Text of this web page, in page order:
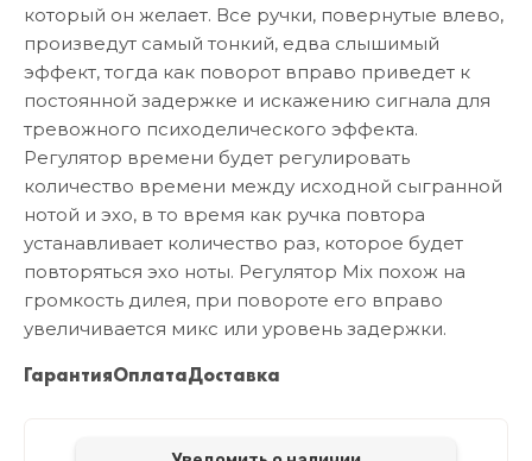
который он желает. Все ручки, повернутые влево,
произведут самый тонкий, едва слышимый
эффект, тогда как поворот вправо приведет к
постоянной задержке и искажению сигнала для
тревожного психоделического эффекта.
Регулятор времени будет регулировать
количество времени между исходной сыгранной
нотой и эхо, в то время как ручка повтора
устанавливает количество раз, которое будет
повторяться эхо ноты. Регулятор Mix похож на
громкость дилея, при повороте его вправо
увеличивается микс или уровень задержки.
ГарантияОплатаДоставка